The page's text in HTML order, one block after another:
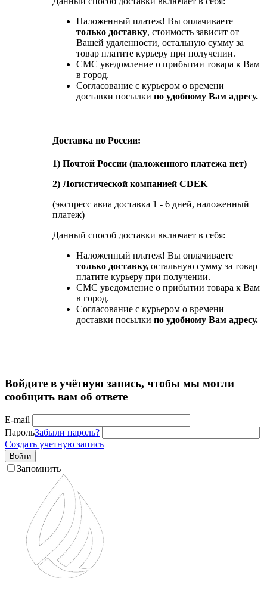
Наложенный платеж! Вы оплачиваете
только доставку, стоимость зависит от
Вашей удаленности, остальную сумму за
товар платите курьеру при получении.
СМС уведомление о прибытии товара к Вам
в город.
Согласование с курьером о времени
доставки посылки по удобному Вам адресу.
Доставка по России:
1) Почтой России (наложенного платежа нет)
2) Логистической компанией CDEK
(экспресс авиа доставка 1 - 6 дней, наложенный
платеж)
Данный способ доставки включает в себя:
Наложенный платеж! Вы оплачиваете
только доставку, остальную сумму за товар
платите курьеру при получении.
СМС уведомление о прибытии товара к Вам
в город.
Согласование с курьером о времени
доставки посылки по удобному Вам адресу.
Войдите в учётную запись, чтобы мы могли
сообщить вам об ответе
E-mail
ПарольЗабыли пароль?
Создать учетную запись
Войти
Запомнить